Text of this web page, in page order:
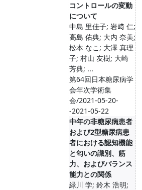
コントロールの変動
について
中島 里佳子; 岩﨑 仁;
高島 佑典; 大内 奈美;
松本 なこ; 大澤 真理
子; 村山 友樹; 大崎
芳典; ...
第64回日本糖尿病学
会年次学術集
会/2021-05-20-
-2021-05-22
中年の非糖尿病患者
および2型糖尿病患
者における認知機能
と匂いの識別、筋
力、およびバランス
能力との関係
緑川 学; 鈴木 浩明;